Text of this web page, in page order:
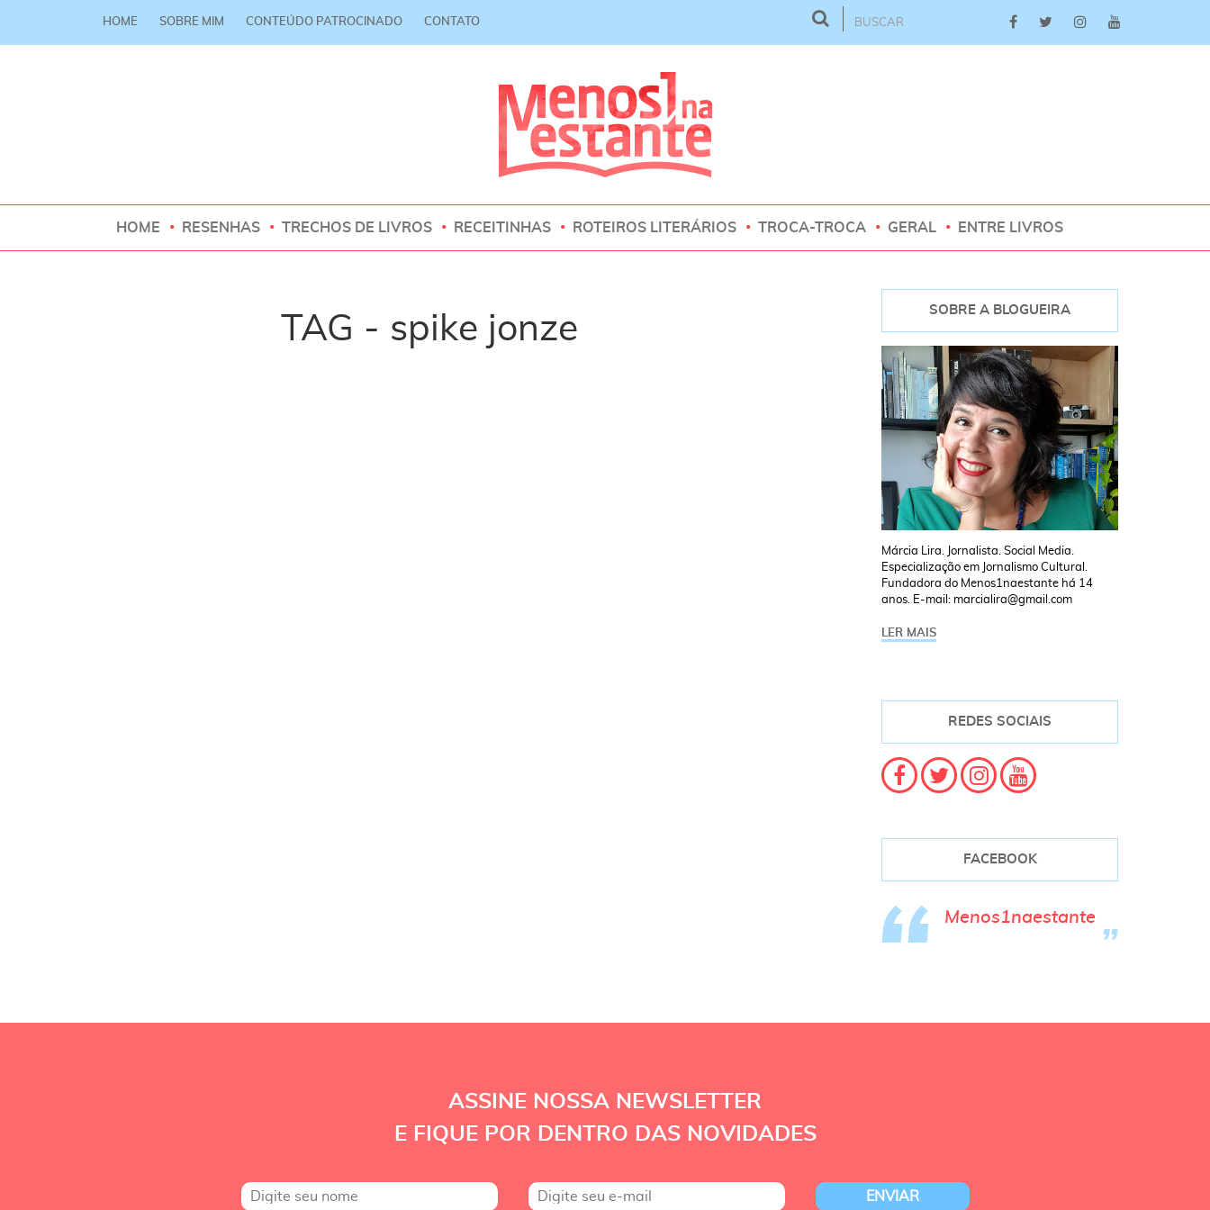
HOME SOBRE MIM CONTEÚDO PATROCINADO CONTATO
HOME RESENHAS TRECHOS DE LIVROS RECEITINHAS ROTEIROS LITERÁRIOS TROCA-TROCA GERAL ENTRE LIVROS
TAG - spike jonze
SOBRE A BLOGUEIRA
Márcia Lira. Jornalista. Social Media.
Especialização em Jornalismo Cultural.
Fundadora do Menos1naestante há 14
anos. E-mail: marcialira@gmail.com
LER MAIS
REDES SOCIAIS
FACEBOOK
Menos1naestante
ASSINE NOSSA NEWSLETTER
E FIQUE POR DENTRO DAS NOVIDADES